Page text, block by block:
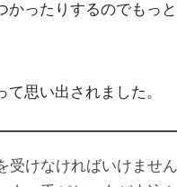
ったりするのでも
思い出されました。
けなければいけません